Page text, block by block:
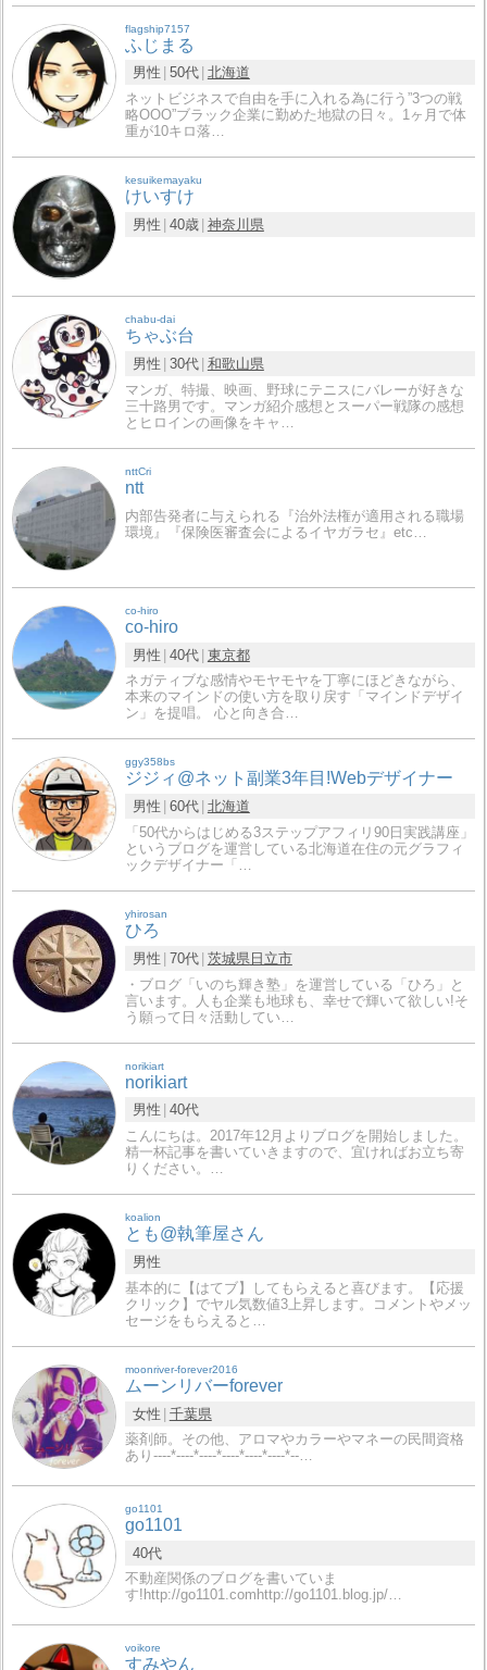
flagship7157
ふじまる
男性 50代 北海道
ネットビジネスで自由を手に入れる為に行う”3つの戦
略OOO”ブラック企業に勤めた地獄の日々。1ヶ月で体
重が10キロ落…
kesuikemayaku
けいすけ
男性 40歳 神奈川県
chabu-dai
ちゃぶ台
男性 30代 和歌山県
マンガ、特撮、映画、野球にテニスにバレーが好きな
三十路男です。マンガ紹介感想とスーパー戦隊の感想
とヒロインの画像をキャ…
nttCri
ntt
内部告発者に与えられる『治外法権が適用される職場
環境』『保険医審査会によるイヤガラセ』etc…
co-hiro
co-hiro
男性 40代 東京都
ネガティブな感情やモヤモヤを丁寧にほどきながら、
本来のマインドの使い方を取り戻す「マインドデザイ
ン」を提唱。 心と向き合…
ggy358bs
ジジィ@ネット副業3年目!Webデザイナー
男性 60代 北海道
「50代からはじめる3ステップアフィリ90日実践講座」
というブログを運営している北海道在住の元グラフィ
ックデザイナー「…
yhirosan
ひろ
男性 70代 茨城県 日立市
・ブログ「いのち輝き塾」を運営している「ひろ」と
言います。人も企業も地球も、幸せで輝いて欲しい!そ
う願って日々活動してい…
norikiart
norikiart
男性 40代
こんにちは。2017年12月よりブログを開始しました。
精一杯記事を書いていきますので、宜ければお立ち寄
りください。…
koalion
とも@執筆屋さん
男性
基本的に【はてブ】してもらえると喜びます。【応援
クリック】でヤル気数値3上昇します。コメントやメッ
セージをもらえると…
moonriver-forever2016
ムーンリバーforever
女性 千葉県
薬剤師。その他、アロマやカラーやマネーの民間資格
あり----*----*----*----*----*----*--…
go1101
go1101
40代
不動産関係のブログを書いていま
す!http://go1101.comhttp://go1101.blog.jp/…
voikore
すみやん